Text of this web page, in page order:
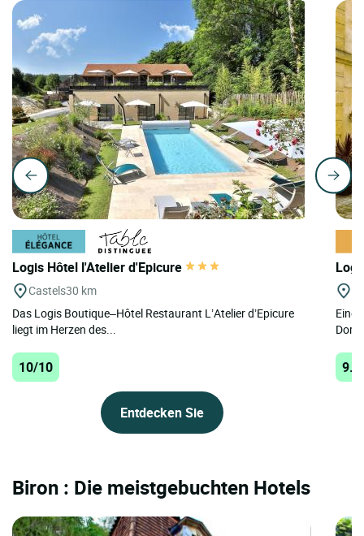
Logis Hôtel l'Atelier d'Epicure
Castels30 km
Das Logis Boutique–Hôtel Restaurant L’Atelier d’Epicure
liegt im Herzen des...
10/10
Entdecken Sie
Biron : Die meistgebuchten Hotels